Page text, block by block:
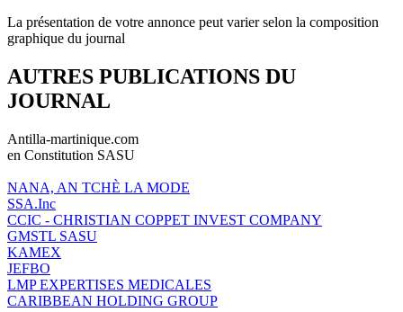
La présentation de votre annonce peut varier selon la composition
graphique du journal
AUTRES PUBLICATIONS DU
JOURNAL
Antilla-martinique.com
en Constitution SASU
NANA, AN TCHÈ LA MODE
SSA.Inc
CCIC - CHRISTIAN COPPET INVEST COMPANY
GMSTL SASU
KAMEX
JEFBO
LMP EXPERTISES MEDICALES
CARIBBEAN HOLDING GROUP